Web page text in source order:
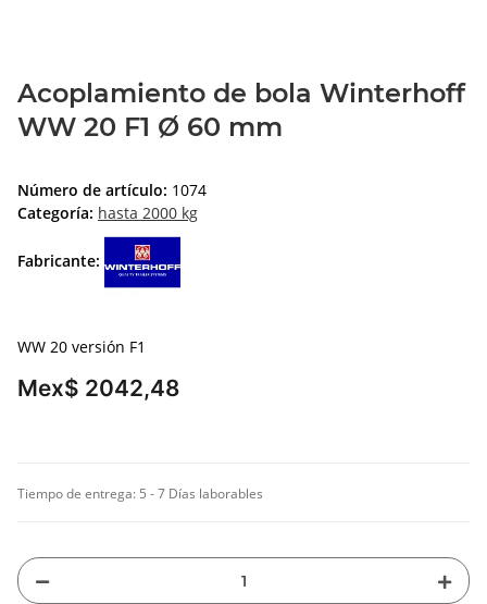
Acoplamiento de bola Winterhoff
WW 20 F1 Ø 60 mm
Número de artículo: 1074
Categoría: hasta 2000 kg
Fabricante:
WW 20 versión F1
Mex$ 2042,48
Tiempo de entrega: 5 - 7 Días laborables